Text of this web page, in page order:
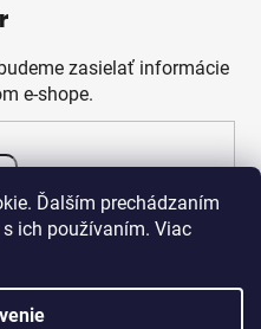
Ďalším prechádzaním
ich používaním. Viac
zasielať informácie
e-shope.
podmienkami ochrany